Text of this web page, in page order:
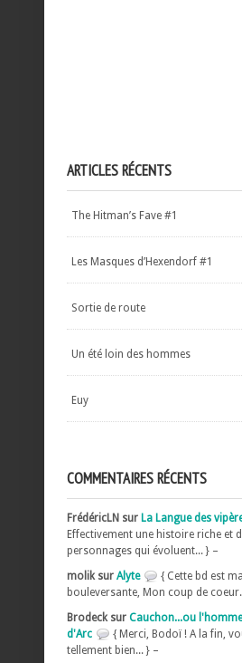
ARTICLES RÉCENTS
The Hitman’s Fave #1
Les Masques d’Hexendorf #1
Sortie de route
Un été loin des hommes
Euy
COMMENTAIRES RÉCENTS
FrédéricLN sur La Langue des
Effectivement une histoire riche et
personnages qui évoluent... } –
molik sur Alyte
{ Cette bd est
bouleversante, Mon coup de
Brodeck sur Cauchon...ou
d'Arc
{ Merci, Bodoï ! A la fin,
tellement bien... } –